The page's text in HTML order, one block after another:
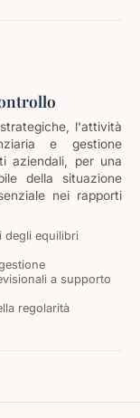
l'attività
e gestione
aziendali, per una
della situazione
nei rapporti
degli equilibri
a supporto
regolarità